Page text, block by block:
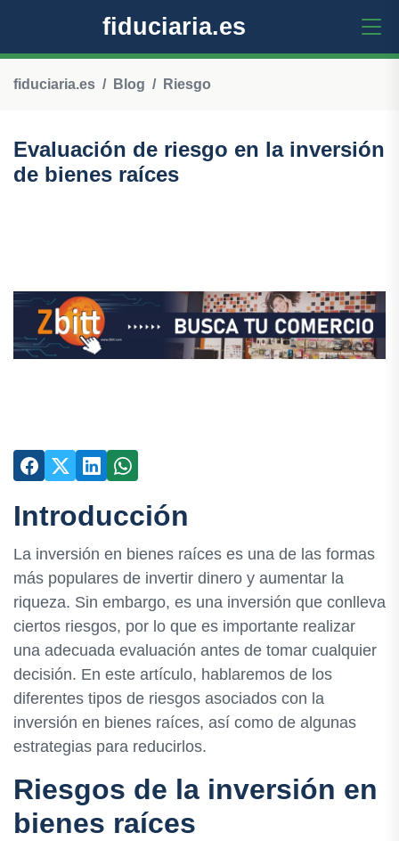
fiduciaria.es
fiduciaria.es Blog Riesgo
Evaluación de riesgo en la inversión
de bienes raíces
Introducción
La inversión en bienes raíces es una de las formas
más populares de invertir dinero y aumentar la
riqueza. Sin embargo, es una inversión que conlleva
ciertos riesgos, por lo que es importante realizar
una adecuada evaluación antes de tomar cualquier
decisión. En este artículo, hablaremos de los
diferentes tipos de riesgos asociados con la
inversión en bienes raíces, así como de algunas
estrategias para reducirlos.
Riesgos de la inversión en
bienes raíces